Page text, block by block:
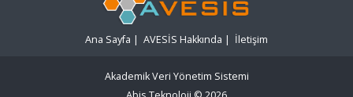
Ana Sayfa | AVESİS Hakkında | İletişim
Akademik Veri Yönetim Sistemi